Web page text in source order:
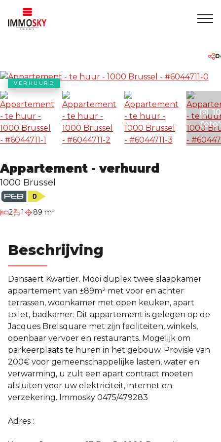
Te koop
Te huur
Over ons
Contact
Rentmeesterschap
Appartement - verhuurd
1000 Brussel
2slaapkamers
1
badkamer
89 m²
VERHUURD
10
Beschrijving
Dansaert Kwartier. Mooi duplex twee slaapkamer
appartement van ±89m² met voor en achter
terrassen, woonkamer met open keuken, apart
toilet, badkamer. Dit appartement is gelegen op de
Jacques Brelsquare met zijn faciliteiten, winkels,
openbaar vervoer en restaurants. Mogelijk om
parkeerplaats te huren in het gebouw. Provisie van
200€ voor gemeenschappelijke lasten, water en
verwarming, u zult een apart contract moeten
afsluiten voor uw elektriciteit, internet en
verzekering. Immosky 0475/479283
Adres :